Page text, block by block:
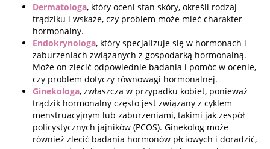
Dermatologa, który oceni stan skóry, określi rodzaj
trądziku i wskaże, czy problem może mieć charakter
hormonalny.
Endokrynologa, który specjalizuje się w hormonach i
zaburzeniach związanych z gospodarką hormonalną.
Może on zlecić odpowiednie badania i pomóc w ocenie,
czy problem dotyczy równowagi hormonalnej.
Ginekologa, zwłaszcza w przypadku kobiet, ponieważ
trądzik hormonalny często jest związany z cyklem
menstruacyjnym lub zaburzeniami, takimi jak zespół
policystycznych jajników (PCOS). Ginekolog może
również zlecić badania hormonów płciowych i doradzić,